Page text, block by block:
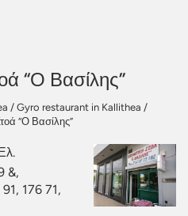
“Ο Βασίλης”
/ Gyro restaurant in Kallithea /
“Ο Βασίλης”
&,
176 71,